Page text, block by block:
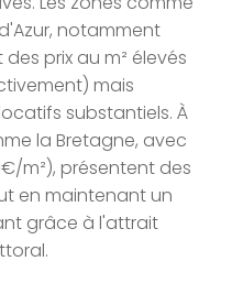
notamment
prix au m² élevés
mais
substantiels. À
la Bretagne, avec
m²), présentent des
en maintenant un
grâce à l'attrait